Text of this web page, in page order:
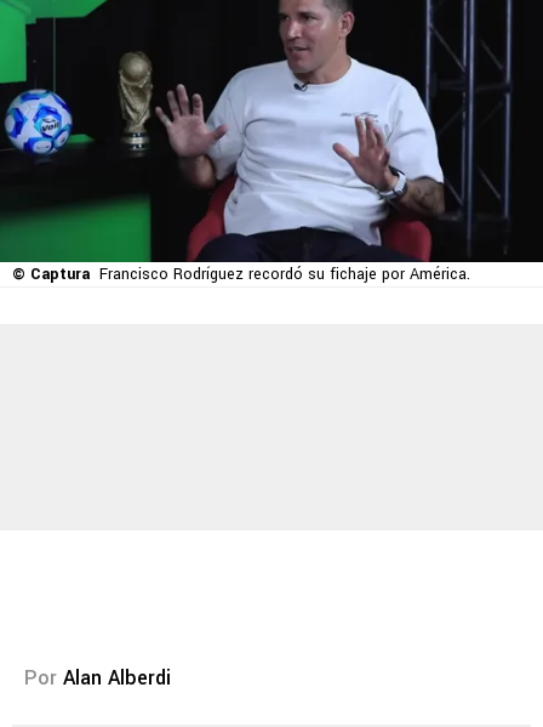
© Captura Francisco Rodríguez recordó su fichaje por América.
Por Alan Alberdi